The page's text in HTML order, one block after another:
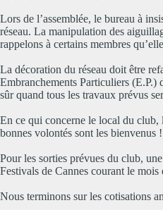
Lors de l’assemblée, le bureau à
réseau. La manipulation des
rappelons à certains membres
La décoration du réseau doit être
Embranchements Particuliers (E.P.)
sûr quand tous les travaux prévus
En ce qui concerne le local du club,
bonnes volontés sont les bienvenus !
Pour les sorties prévues du club,
Festivals de Cannes courant le mois
Nous terminons sur les cotisations